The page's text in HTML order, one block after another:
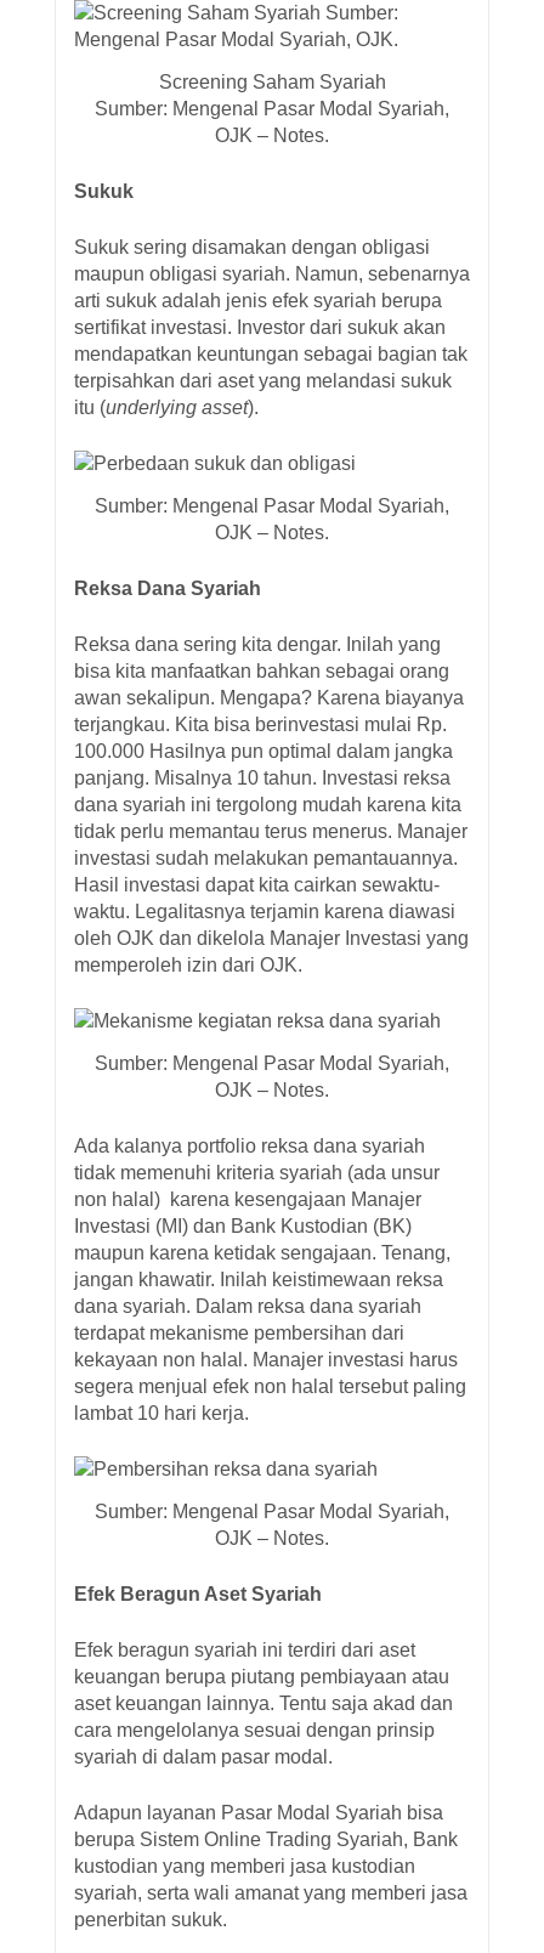
Screening Saham Syariah
Sumber: Mengenal Pasar Modal Syariah,
OJK – Notes.
Sukuk
Sukuk sering disamakan dengan obligasi
maupun obligasi syariah. Namun, sebenarnya
arti sukuk adalah jenis efek syariah berupa
sertifikat investasi. Investor dari sukuk akan
mendapatkan keuntungan sebagai bagian tak
terpisahkan dari aset yang melandasi sukuk
itu (underlying asset).
Sumber: Mengenal Pasar Modal Syariah,
OJK – Notes.
Reksa Dana Syariah
Reksa dana sering kita dengar. Inilah yang
bisa kita manfaatkan bahkan sebagai orang
awan sekalipun. Mengapa? Karena biayanya
terjangkau. Kita bisa berinvestasi mulai Rp.
100.000 Hasilnya pun optimal dalam jangka
panjang. Misalnya 10 tahun. Investasi reksa
dana syariah ini tergolong mudah karena kita
tidak perlu memantau terus menerus. Manajer
investasi sudah melakukan pemantauannya.
Hasil investasi dapat kita cairkan sewaktu-
waktu. Legalitasnya terjamin karena diawasi
oleh OJK dan dikelola Manajer Investasi yang
memperoleh izin dari OJK.
Sumber: Mengenal Pasar Modal Syariah,
OJK – Notes.
Ada kalanya portfolio reksa dana syariah
tidak memenuhi kriteria syariah (ada unsur
non halal) karena kesengajaan Manajer
Investasi (MI) dan Bank Kustodian (BK)
maupun karena ketidak sengajaan. Tenang,
jangan khawatir. Inilah keistimewaan reksa
dana syariah. Dalam reksa dana syariah
terdapat mekanisme pembersihan dari
kekayaan non halal. Manajer investasi harus
segera menjual efek non halal tersebut paling
lambat 10 hari kerja.
Sumber: Mengenal Pasar Modal Syariah,
OJK – Notes.
Efek Beragun Aset Syariah
Efek beragun syariah ini terdiri dari aset
keuangan berupa piutang pembiayaan atau
aset keuangan lainnya. Tentu saja akad dan
cara mengelolanya sesuai dengan prinsip
syariah di dalam pasar modal.
Adapun layanan Pasar Modal Syariah bisa
berupa Sistem Online Trading Syariah, Bank
kustodian yang memberi jasa kustodian
syariah, serta wali amanat yang memberi jasa
penerbitan sukuk.